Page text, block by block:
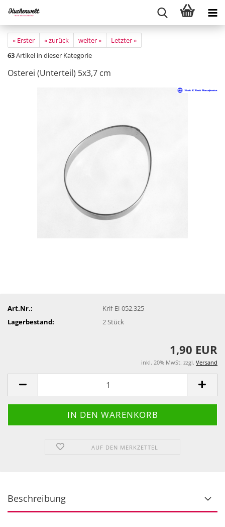
« Erster « zurück weiter »
Letzter »
63Artikel in dieser Kategorie
Osterei (Unterteil) 5x3,7 cm
Art.Nr.:
Krif-Ei-052,325
Lagerbestand:
2 Stück
1,90 EUR
inkl. 20% MwSt. zzgl. Versand
AUF DEN MERKZETTEL
Beschreibung